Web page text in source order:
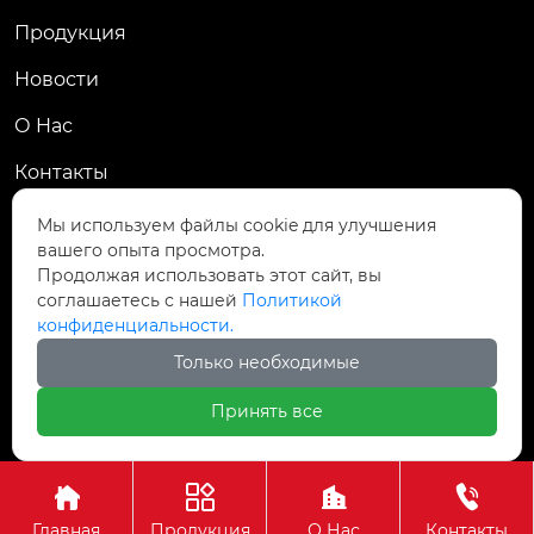
Продукция
Новости
О Hас
Контакты
Контакты

Пров. Хэнань, г. Цзяоцзо, уезд Учжи, промзона
Чжаньдянь, ул. Промышленная Средняя
+86-18237110602
Авторское право©АО Хэнань Ясин Точная Ковка
   
Мы используем файлы cookie для улучшения
вашего опыта просмотра.
Продолжая использовать этот сайт, вы
соглашаетесь с нашей Политикой
конфиденциальности.
Только необходимые
Принять все